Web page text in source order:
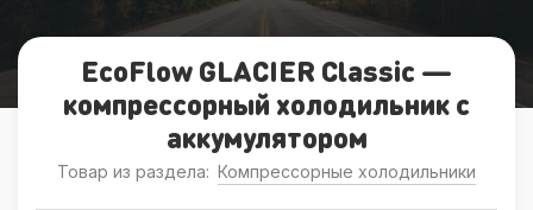
EcoFlow GLACIER Classic —
компрессорный холодильник с
аккумулятором
Товар из раздела: Компрессорные холодильники